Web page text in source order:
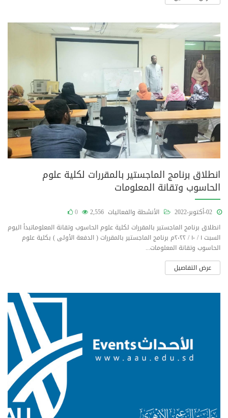
انطلاق برنامج الماجستير بالمقررات لكلية علوم
الحاسوب وتقانة المعلومات
الأنشطة والفعاليات 2,556
0
انطلاق برنامج الماجستير بالمقررات لكلية علوم الحاسوب وتقانة المعلوماتبدأ اليوم
السبت ١ / ١٠ / ٢٠٢٢م برنامج الماجستير بالمقررات ( الدفعة الأولى ) بكلية علوم
الحاسوب وتقانة المعلومات...
عرض التفاصيل